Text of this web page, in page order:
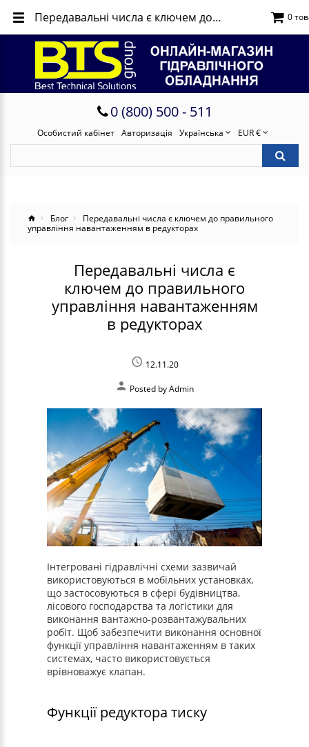
0 (800) 500 - 511
Особистий кабінет Авторизація Українська EUR €
0
Блог
Передавальні числа є ключем до правильного
управління навантаженням в редукторах
Передавальні числа є
ключем до правильного
управління навантаженням
в редукторах
12.11.20
Posted byAdmin
Інтегровані гідравлічні схеми зазвичай
використовуються в мобільних установках,
що застосовуються в сфері будівництва,
лісового господарства та логістики для
виконання вантажно-розвантажувальних
робіт. Щоб забезпечити виконання основної
функції управління навантаженням в таких
системах, часто використовується
врівноважує клапан.
Функції редуктора тиску
Передавальні числа є ключем до правильного управління навантаженням в редукторах